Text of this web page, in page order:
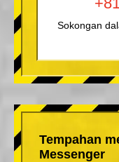
Sokongan
Tempahan
Messenger